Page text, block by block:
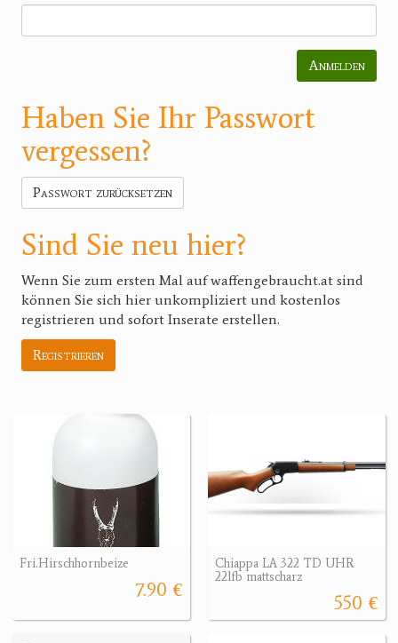
Anmelden
Haben Sie Ihr Passwort
vergessen?
Passwort zurücksetzen
Sind Sie neu hier?
Wenn Sie zum ersten Mal auf waffengebraucht.at sind
können Sie sich hier unkompliziert und kostenlos
registrieren und sofort Inserate erstellen.
Registrieren
Fri.Hirschhornbeize
7.90 €
Chiappa LA 322 TD UHR
22lfb mattscharz
550 €